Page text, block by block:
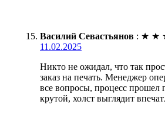
Василий Севастьянов : ★ ★
11.02.2025
Никто не ожидал, что так
заказ на печать. Менеджер
все вопросы, процесс прошел
крутой, холст выглядит